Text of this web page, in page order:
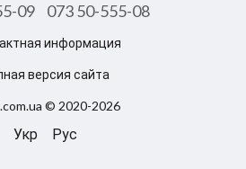
09 073 50-555-08
информация
версия сайта
© 2020-2026
Укр Рус